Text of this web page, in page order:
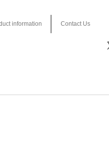
information Contact Us